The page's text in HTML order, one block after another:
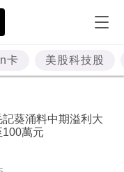
卡 美股科技股
記葵涌料中期溢利大
100萬元